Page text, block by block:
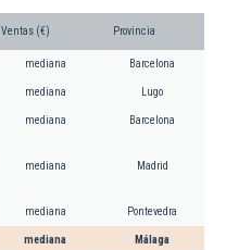
Ventas (€) Provincia
mediana Barcelona
mediana Lugo
mediana Barcelona
mediana Madrid
mediana Pontevedra
mediana Málaga